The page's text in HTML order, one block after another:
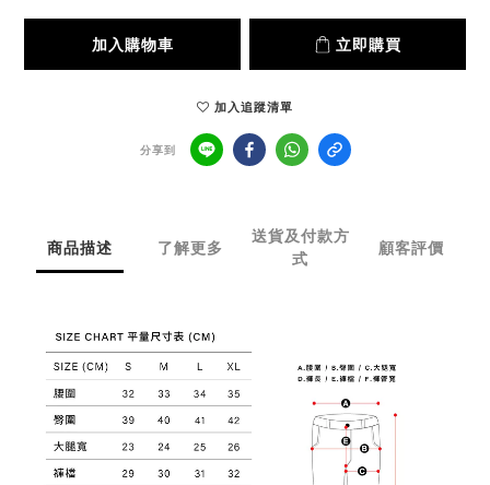
加入購物車 立即購買
加入追蹤清單
分享到
商品描述 了解更多
送貨及付款方
式
顧客評價